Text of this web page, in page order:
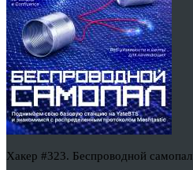
Хакер #323. Беспроводной самопал